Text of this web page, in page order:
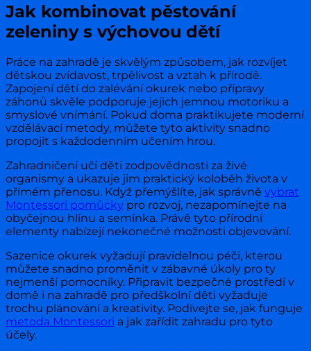
Jak kombinovat pěstování
zeleniny s výchovou dětí
Práce na zahradě je skvělým způsobem, jak rozvíjet
dětskou zvídavost, trpělivost a vztah k přírodě.
Zapojení dětí do zalévání okurek nebo přípravy
záhonů skvěle podporuje jejich jemnou motoriku a
smyslové vnímání. Pokud doma praktikujete moderní
vzdělávací metody, můžete tyto aktivity snadno
propojit s každodenním učením hrou.
Zahradničení učí děti zodpovědnosti za živé
organismy a ukazuje jim praktický koloběh života v
přímém přenosu. Když přemýšlíte, jak správně vybrat
Montessori pomůcky pro rozvoj, nezapomínejte na
obyčejnou hlínu a semínka. Právě tyto přírodní
elementy nabízejí nekonečné možnosti objevování.
Sazenice okurek vyžadují pravidelnou péči, kterou
můžete snadno proměnit v zábavné úkoly pro ty
nejmenší pomocníky. Připravit bezpečné prostředí v
domě i na zahradě pro předškolní děti vyžaduje
trochu plánování a kreativity. Podívejte se, jak funguje
metoda Montessori a jak zařídit zahradu pro tyto
účely.